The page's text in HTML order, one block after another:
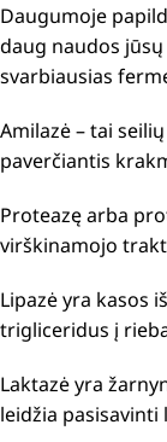
Daugumoje
daug naudos
svarbiausias
Amilazė – tai
paverčiantis
Proteazę arba
virškinamojo
Lipazė yra kasos
trigliceridus į
Laktazė yra
leidžia pasisavinti